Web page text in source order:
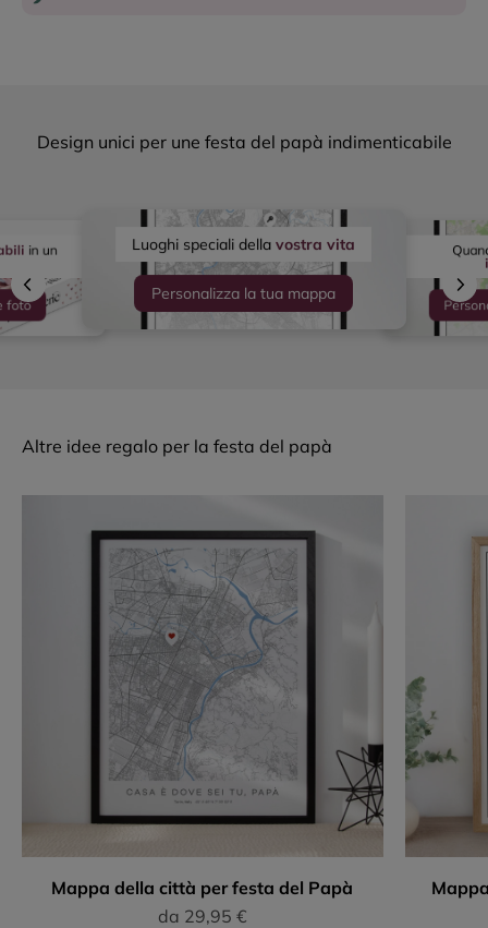
Design unici per une festa del papà indimenticabile
in un
foto
Luoghi speciali dellavostra vita
Personalizza la tua mappa
Altre idee regalo per la festa del papà
Mappa della città per festa del Papà
Prezzo scontato
da 29,95 €